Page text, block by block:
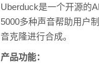
Uberduck是一个开源的
5000多种声音帮助用户
音克隆进行合成。
产品功能：